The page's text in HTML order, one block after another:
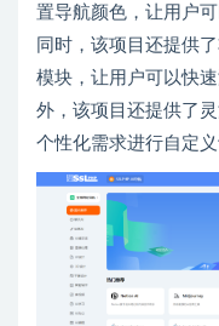
置导航颜色，让用户
同时，该项目还提供
模块，让用户可以快
外，该项目还提供了
个性化需求进行自定义